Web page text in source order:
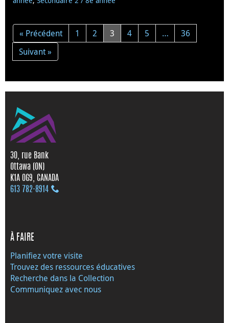
« Précédent 1 2 3 4 5 …
36
Suivant »
30, rue Bank
Ottawa (ON)
K1A 0G9, CANADA
613 782‑8914
À FAIRE
Planifiez votre visite
Trouvez des ressources éducatives
Recherche dans la Collection
Communiquez avec nous